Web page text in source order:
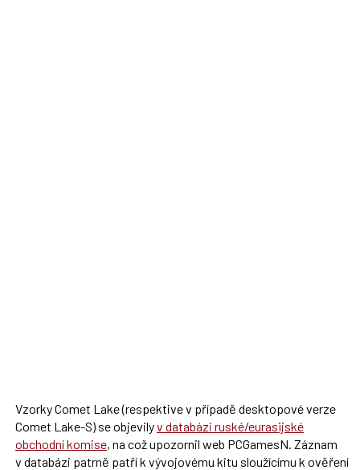
Vzorky Comet Lake (respektive v případě desktopové verze
Comet Lake-S) se objevilyv databázi ruské/eurasijské
obchodní komise, na což upozornil web PCGamesN. Záznam
v databázi patrně patří k vývojovému kitu sloužícímu k ověření